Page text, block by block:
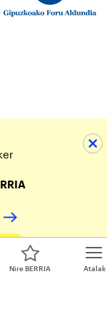
Atalak
Nire BERRIA